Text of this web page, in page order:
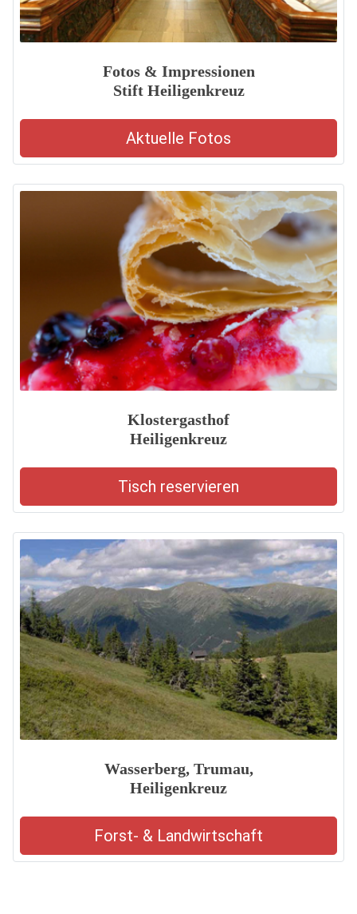
Fotos & Impressionen
Stift Heiligenkreuz
Aktuelle Fotos
Klostergasthof
Heiligenkreuz
Tisch reservieren
Wasserberg, Trumau,
Heiligenkreuz
Forst- & Landwirtschaft